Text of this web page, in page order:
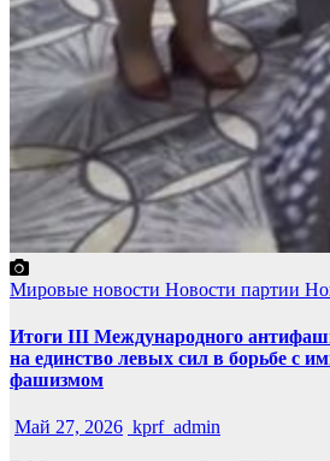
Мировые новости Новости партии
Итоги III Международного
на единство левых сил в борьбе с
фашизмом
Май 27, 2026 kprf_admin